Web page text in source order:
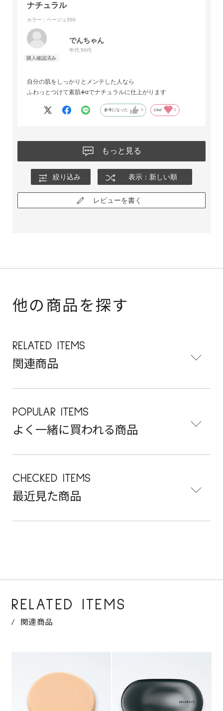
ナチュラル
カラー：ベージュ550
でんちゃん
年代:50代
自分の肌をしっかりとメンテした人なら
ふわっとつけて素肌➕αでナチュラルに仕上がります
参考になった 4 Like! 3
もっと見る
絞り込み 表示：新しい順
レビューを書く
他の商品を探す
RELATED ITEMS
関連商品
POPULAR ITEMS
よく一緒に買われる商品
CHECKED ITEMS
最近見た商品
RELATED ITEMS
関連商品